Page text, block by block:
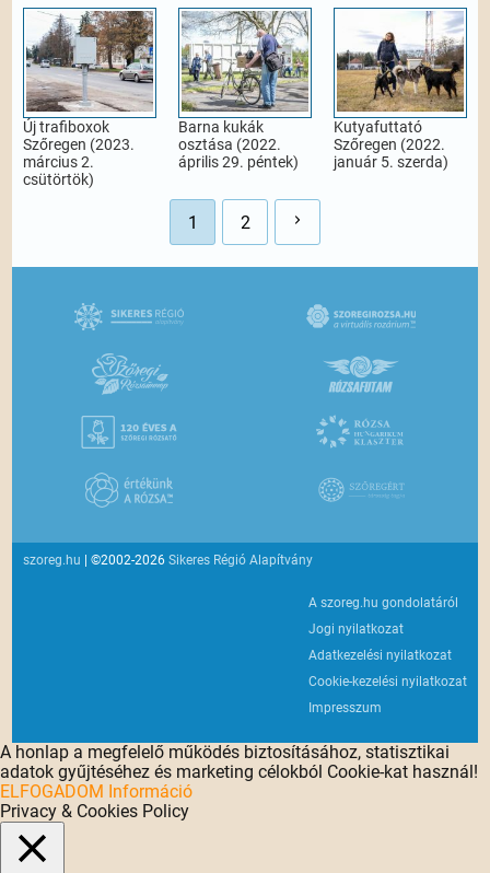
Új trafiboxok
Szőregen (2023.
március 2.
csütörtök)
Barna kukák
osztása (2022.
április 29. péntek)
Kutyafuttató
Szőregen (2022.
január 5. szerda)
1 2
szoreg.hu | ©2002-2026Sikeres Régió Alapítvány
A szoreg.hu gondolatáról
Jogi nyilatkozat
Adatkezelési nyilatkozat
Cookie-kezelési nyilatkozat
Impresszum
A honlap a megfelelő működés biztosításához, statisztikai
adatok gyűjtéséhez és marketing célokból Cookie-kat használ!
ELFOGADOM Információ
Privacy & Cookies Policy